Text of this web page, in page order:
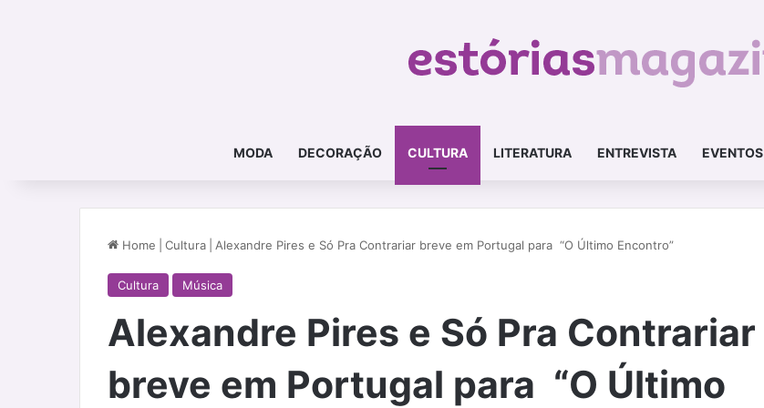
MODA DECORAÇÃO CULTURA LITERATURA ENTREVISTA EVENTOS
Home Cultura Alexandre Pires e Só Pra Contrariar breve em Portugal para “O Último Encontro”
Cultura Música
Alexandre Pires e Só Pra Contrariar
breve em Portugal para “O Último